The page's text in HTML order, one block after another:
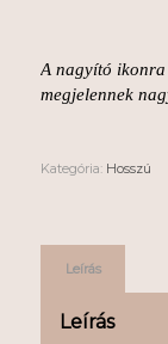
A nagyító ikonra
megjelennek
Kategória: Hosszú
Leírás
Leírás